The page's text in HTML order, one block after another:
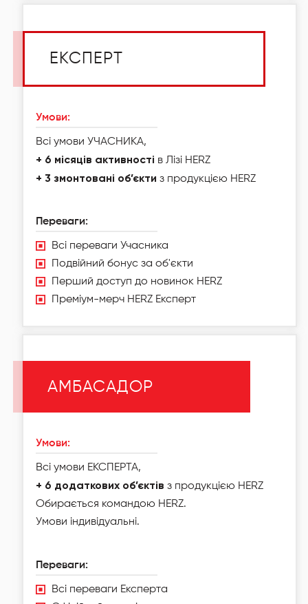
ЕКСПЕРТ
Умови:
Всі умови УЧАСНИКА,
+ 6 місяців активності в Лізі HERZ
+ 3 змонтовані об’єкти з продукцією HERZ
Переваги:
Всі переваги Учасника
Подвійний бонус за об'єкти
Перший доступ до новинок HERZ
Преміум-мерч HERZ Експерт
АМБАСАДОР
Умови:
Всі умови ЕКСПЕРТА,
+ 6 додаткових об’єктів з продукцією HERZ
Обирається командою HERZ.
Умови індивідуальні.
Переваги:
Всі переваги Експерта